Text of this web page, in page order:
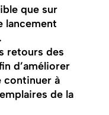
que sur
lancement
retours des
d’améliorer
continuer à
de la